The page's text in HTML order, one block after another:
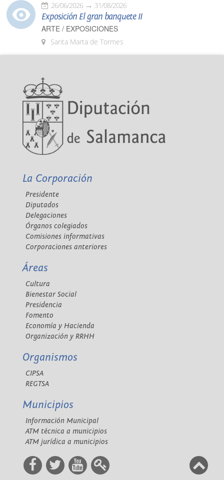
26/06/2026 31/08/2026
Exposición El gran banquete II
ARTE / EXPOSICIONES
Santa Marta de Tormes
La Corporación
Presidente
Diputados
Delegaciones
Órganos colegiados
Comisiones informativas
Corporaciones anteriores
Áreas
Cultura
Bienestar Social
Presidencia
Fomento
Economía y Hacienda
Organización y RRHH
Organismos
CIPSA
REGTSA
Municipios
Información Municipal
ATM técnica a municipios
ATM jurídica a municipios